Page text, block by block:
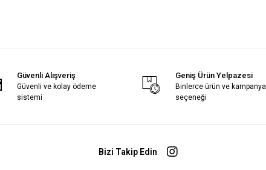
Güvenli Alışveriş
Güvenli ve kolay ödeme
sistemi
Geniş Ürün Yelpazesi
Binlerce ürün ve kampanya
seçeneği
Bizi Takip Edin